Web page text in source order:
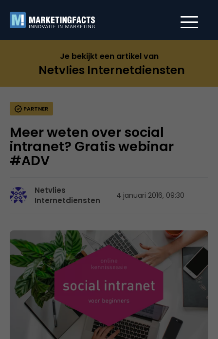
Je bekijkt een artikel van
Netvlies Internetdiensten
PARTNER
Meer weten over social
intranet? Gratis webinar
#ADV
Netvlies
Internetdiensten
4 januari 2016, 09:30